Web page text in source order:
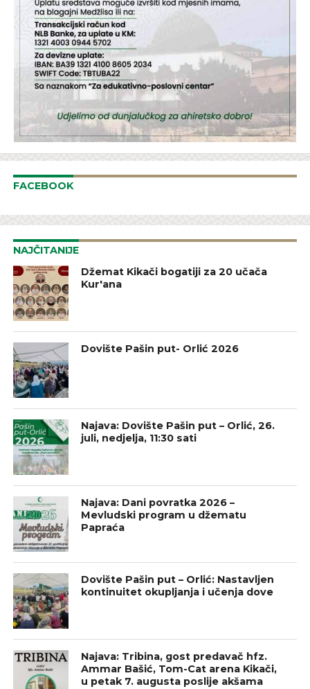
FACEBOOK
NAJČITANIJE
Džemat Kikači bogatiji za 20 učača
Kur'ana
Dovište Pašin put- Orlić 2026
Najava: Dovište Pašin put – Orlić, 26.
juli, nedjelja, 11:30 sati
Najava: Dani povratka 2026 –
Mevludski program u džematu
Papraća
Dovište Pašin put – Orlić: Nastavljen
kontinuitet okupljanja i učenja dove
Najava: Tribina, gost predavač hfz.
Ammar Bašić, Tom-Cat arena Kikači,
u petak 7. augusta poslije akšama